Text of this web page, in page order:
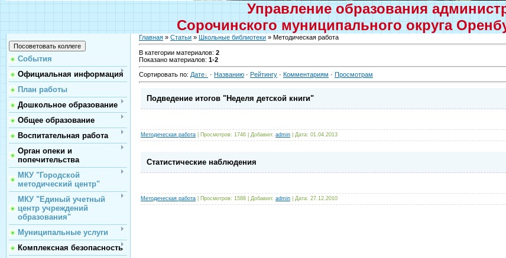
Управление образования
Сорочинского муниципального округа
События
Официальная информация
План работы
Дошкольное образование
Общее образование
Воспитательная работа
Орган опеки и
попечительства
МКУ "Городской
методический центр"
МКУ "Единый учетный
центр учреждений
образования"
Муниципальные услуги
Комплексная безопасность
Главная » Статьи » Школьные библиотеки » Методическая работа
В категории материалов: 2
Показано материалов: 1-2
Сортировать по: Дате · Названию · Рейтингу · Комментариям · Просмотрам
Подведение итогов "Неделя детской книги"
Методическая работа | Просмотров: 1746 | Добавил: admin | Дата: 01.04.2013
Статистические наблюдения
Методическая работа | Просмотров: 1588 | Добавил: admin | Дата: 27.12.2010